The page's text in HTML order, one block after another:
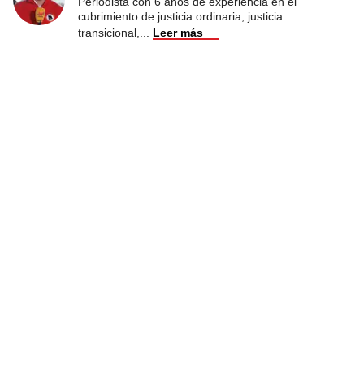
cubrimiento de justicia ordinaria, justicia
transicional,
Leer más